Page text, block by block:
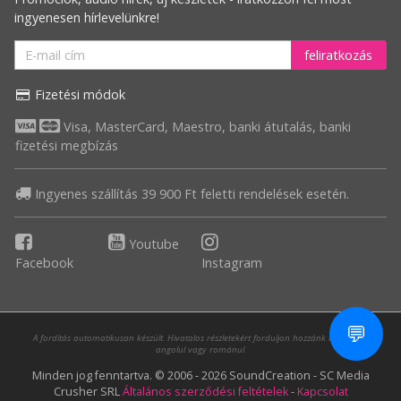
ingyenesen hírlevelünkre!
feliratkozás
Fizetési módok
Visa, MasterCard, Maestro, banki átutalás, banki
fizetési megbízás
Ingyenes szállítás 39 900 Ft feletti rendelések esetén.
Facebook
Youtube
Instagram
A fordítás automatikusan készült. Hivatalos részletekért forduljon hozzánk magyarul,
angolul vagy románul.
Minden jog fenntartva. © 2006 - 2026 SoundCreation - SC Media
Crusher SRLÁltalános szerződési feltételek-Kapcsolat
💬